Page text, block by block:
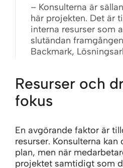
– Konsulterna är
här projekten. Det är
interna resurser som
slutändan
Backmark,
Resurser och
fokus
En avgörande faktor är
resurser. Konsulterna
plan, men när
projektet samtidigt som